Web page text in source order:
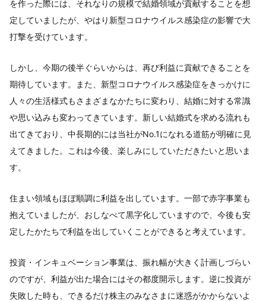
を作った際には、それなりの規模で結婚領域が貢献することを想
定していましたが、やはり新型コロナウイルス感染症の影響で大
打撃を受けています。
しかし、今期の後半ぐらいからは、再び利益に貢献できることを
期待しています。また、新型コロナウイルス感染症をきっかけに
人々の生活様式もさまざまなかたちに変わり、結婚に対する常識
や思い込みも変わってきています。新しい結婚式を求める流れも
出てきており、中長期的には当社がNo.1になれる道筋が明確に見
えてきました。これは今後、楽しみにしていただきたいと思いま
す。
住まい領域もほぼ順調に利益を出しています。一部で赤字事業も
抱えていましたが、おしなべて黒字化していますので、今後も安
定したかたちで利益を出していくことができると考えています。
投資・インキュベーション事業は、振れ幅が大きく計画しづらい
のですが、利益が出た場合にはその都度開示します。逆に投資が
失敗した時も、できるだけ株主のみなさまに迷惑がかからないよ